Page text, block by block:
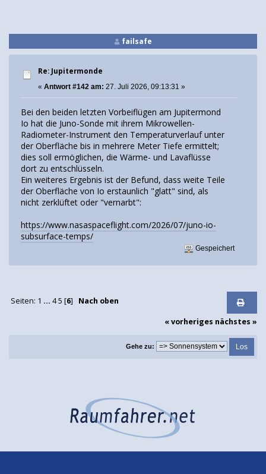
failsafe
Re: Jupitermonde
« Antwort #142 am: 27. Juli 2026, 09:13:31 »
Bei den beiden letzten Vorbeiflügen am Jupitermond
Io hat die Juno-Sonde mit ihrem Mikrowellen-
Radiometer-Instrument den Temperaturverlauf unter
der Oberfläche bis in mehrere Meter Tiefe ermittelt;
dies soll ermöglichen, die Wärme- und Lavaflüsse
dort zu entschlüsseln.
Ein weiteres Ergebnis ist der Befund, dass weite Teile
der Oberfläche von Io erstaunlich "glatt" sind, als
nicht zerklüftet oder "vernarbt":
https://www.nasaspaceflight.com/2026/07/juno-io-
subsurface-temps/
Gespeichert
Seiten: 1 ... 4 5 [6] Nach oben
« vorheriges nächstes »
Gehe zu: